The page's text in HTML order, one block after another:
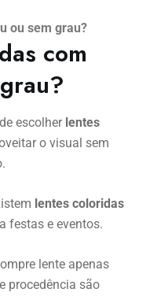
ou sem grau?
com
escolher lentes
o visual sem
lentes coloridas
festas e eventos.
lente apenas
procedência são